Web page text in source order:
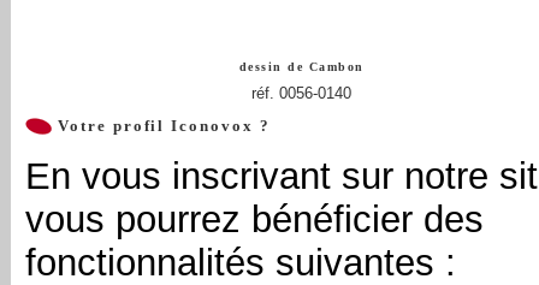
dessin de Cambon
réf. 0056-0140
Votre profil Iconovox ?
En vous inscrivant sur notre
vous pourrez bénéficier des
fonctionnalités suivantes :